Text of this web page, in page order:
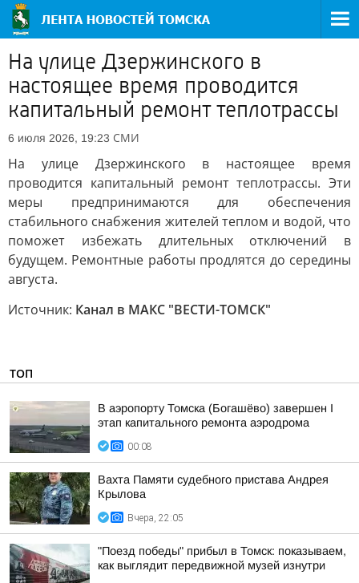
На улице Дзержинского в
настоящее время проводится
капитальный ремонт теплотрассы
6 июля 2026, 19:23 СМИ
На улице Дзержинского в настоящее время
проводится капитальный ремонт теплотрассы. Эти
меры предпринимаются для обеспечения
стабильного снабжения жителей теплом и водой, что
поможет избежать длительных отключений в
будущем. Ремонтные работы продлятся до середины
августа.
Источник: Канал в МАКС "ВЕСТИ-ТОМСК"
ТОП
В аэропорту Томска (Богашёво) завершен I
этап капитального ремонта аэродрома
00:08
Вахта Памяти судебного пристава Андрея
Крылова
Вчера, 22:05
"Поезд победы" прибыл в Томск: показываем,
как выглядит передвижной музей изнутри